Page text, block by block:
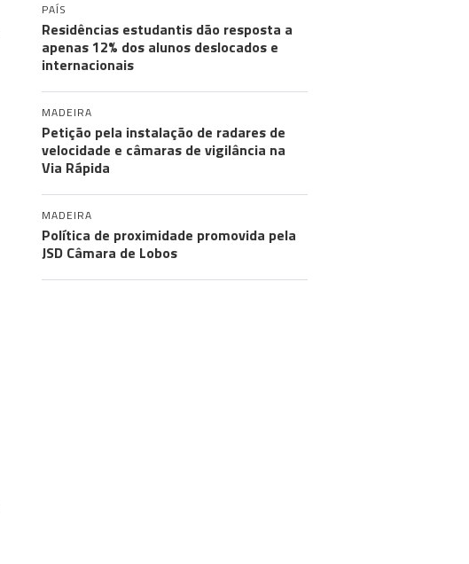
PAÍS
Residências estudantis dão resposta a
apenas 12% dos alunos deslocados e
internacionais
MADEIRA
Petição pela instalação de radares de
velocidade e câmaras de vigilância na
Via Rápida
MADEIRA
Política de proximidade promovida pela
JSD Câmara de Lobos